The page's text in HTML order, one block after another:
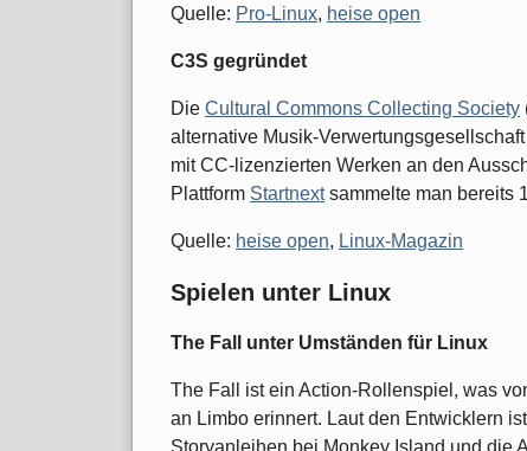
Quelle: Pro-Linux, heise open
C3S gegründet
Die Cultural Commons Collecting Society
alternative Musik-
mit CC-lizenzierten Werken an den
Plattform Startnextsammelte man bereits
Quelle: heise open, Linux-Magazin
Spielen unter Linux
The Fall unter Umständen für Linux
The Fall ist ein Action-Rollenspiel, was
an Limbo erinnert. Laut den Entwicklern
Storyanleihen bei Monkey Island und die